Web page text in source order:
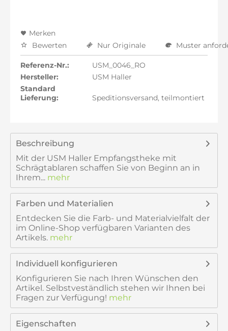
Merken
Bewerten
Nur Originale Muster
Referenz-Nr.:
USM_0046_RO
Hersteller:
USM Haller
Standard
Lieferung:
Speditionsversand, teilmontiert
Beschreibung
Mit der USM Haller Empfangstheke mit
Schrägtablaren schaffen Sie von Beginn an in
Ihrem... mehr
Farben und Materialien
Entdecken Sie die Farb- und Materialvielfalt der
im Online-Shop verfügbaren Varianten des
Artikels. mehr
Individuell konfigurieren
Konfigurieren Sie nach Ihren Wünschen den
Artikel. Selbstveständlich stehen wir Ihnen bei
Fragen zur Verfügung! mehr
Eigenschaften